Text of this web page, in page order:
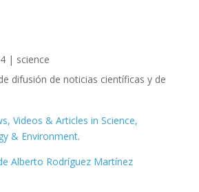
| science
difusión de noticias científicas y de
Videos & Articles in Science,
& Environment.
Alberto Rodríguez Martínez